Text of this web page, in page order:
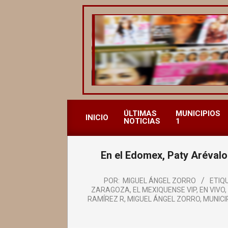
REVISTA
ALCALDESAS
MX
INICIO
ÚLTIMAS
NOTICIAS
MUNICIPIOS
1
En el Edomex, Paty
POR: MIGUEL ÁNGEL ZORRO
ZARAGOZA, EL MEXIQUENSE VIP, EN VIVO,
RAMÍREZ R, MIGUEL ÁNGEL ZORRO,